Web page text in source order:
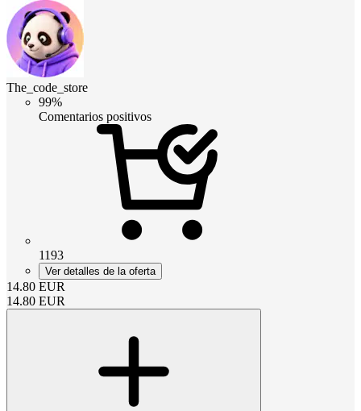
The_code_store
99%
Comentarios positivos
1193
Ver detalles de la oferta
14.80 EUR
14.80 EUR